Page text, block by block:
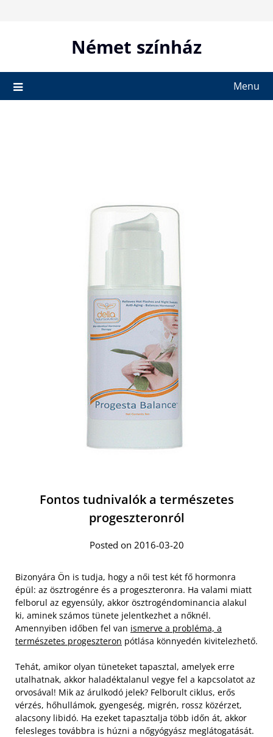
Német színház
Menu
Fontos tudnivalók a természetes
progeszteronról
Posted on 2016-03-20
Bizonyára Ön is tudja, hogy a női test két fő hormonra
épül: az ösztrogénre és a progeszteronra. Ha valami miatt
felborul az egyensúly, akkor ösztrogéndominancia alakul
ki, aminek számos tünete jelentkezhet a nőknél.
Amennyiben időben fel van ismerve a probléma, a
természetes progeszteron pótlása könnyedén kivitelezhető.
Tehát, amikor olyan tüneteket tapasztal, amelyek erre
utalhatnak, akkor haladéktalanul vegye fel a kapcsolatot az
orvosával! Mik az árulkodó jelek? Felborult ciklus, erős
vérzés, hőhullámok, gyengeség, migrén, rossz közérzet,
alacsony libidó. Ha ezeket tapasztalja több időn át, akkor
felesleges továbbra is húzni a nőgyógyász meglátogatását.